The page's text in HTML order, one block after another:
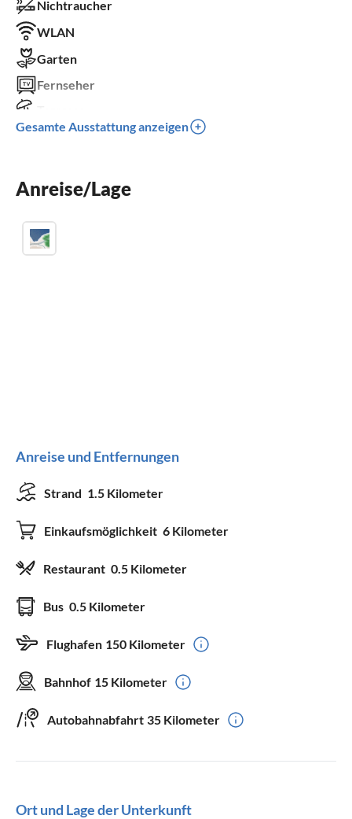
Nichtraucher
WLAN
Garten
Fernseher
Spülmaschine
Sauna
Gesamte Ausstattung anzeigen
Anreise/Lage
Anreise und Entfernungen
Strand 1.5 Kilometer
Einkaufsmöglichkeit 6 Kilometer
Restaurant 0.5 Kilometer
Bus 0.5 Kilometer
Flughafen 150 Kilometer
Bahnhof 15 Kilometer
Autobahnabfahrt 35 Kilometer
Ort und Lage der Unterkunft